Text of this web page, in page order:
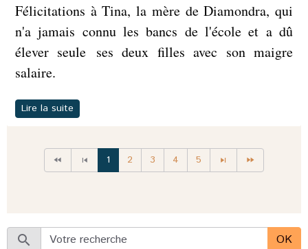
Félicitations à Tina, la mère de Diamondra, qui
n'a jamais connu les bancs de l'école et a dû
élever seule ses deux filles avec son maigre
salaire.
Lire la suite
1 2 3 4 5
OK